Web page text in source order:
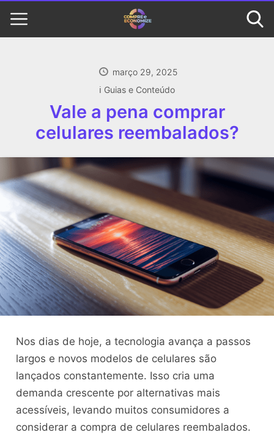
março 29, 2025
ℹ️ Guias e Conteúdo
Vale a pena comprar
celulares reembalados?
Nos dias de hoje, a tecnologia avança a passos
largos e novos modelos de celulares são
lançados constantemente. Isso cria uma
demanda crescente por alternativas mais
acessíveis, levando muitos consumidores a
considerar a compra de celulares reembalados.